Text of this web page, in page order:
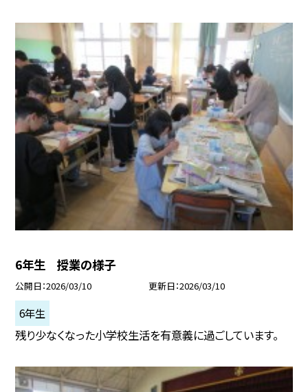
6年生 授業の様子
公開日 2026/03/10 更新日 2026/03/10
6年生
残り少なくなった小学校生活を有意義に過ごしています。